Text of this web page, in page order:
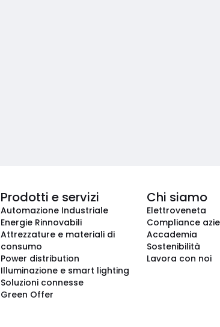
Prodotti e servizi
Automazione Industriale
Energie Rinnovabili
Attrezzature e materiali di
consumo
Power distribution
Illuminazione e smart lighting
Soluzioni connesse
Green Offer
Chi siamo
Elettroveneta
Compliance
Accademia
Sostenibilità
Lavora con noi